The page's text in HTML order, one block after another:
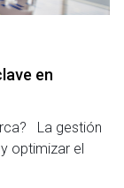
en
La gestión
optimizar el